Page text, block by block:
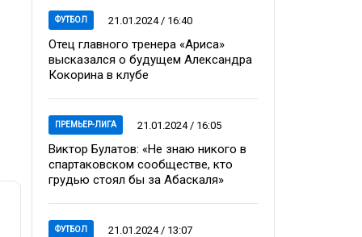
ФУТБОЛ 21.01.2024 / 16:40
Отец главного тренера «Ариса»
высказался о будущем Александра
Кокорина в клубе
ПРЕМЬЕР-ЛИГА 21.01.2024 / 16:05
Виктор Булатов: «Не знаю никого в
спартаковском сообществе, кто
грудью стоял бы за Абаскаля»
ФУТБОЛ 21.01.2024 / 13:07